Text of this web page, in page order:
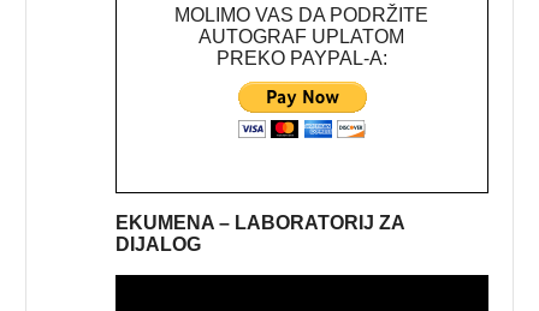
MOLIMO VAS DA PODRŽITE
AUTOGRAF UPLATOM
PREKO PAYPAL-A:
EKUMENA – LABORATORIJ ZA
DIJALOG